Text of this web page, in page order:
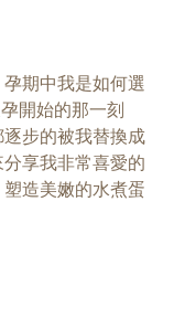
期中我是如何選
開始的那一刻
步的被我替換成
享我非常喜愛的
造美嫩的水煮蛋